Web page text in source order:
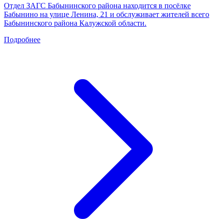
Отдел ЗАГС Бабынинского района находится в посёлке
Бабынино на улице Ленина, 21 и обслуживает жителей всего
Бабынинского района Калужской области.
Подробнее